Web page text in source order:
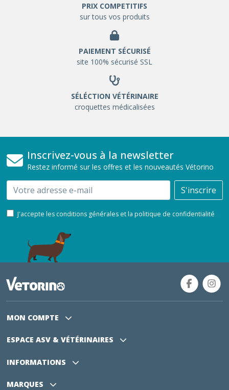
PRIX COMPETITIFS
sur tous vos produits
PAIEMENT SÉCURISÉ
site 100% sécurisé SSL
SÉLÉCTION VÉTÉRINAIRE
croquettes médicalisées
Inscrivez-vous à la newsletter
Restez informé sur les offres et les nouveautés Vétorino
Email S'inscrire
J'accepte les conditions générales et la politique de confidentialité
MON COMPTE
ESPACE ASV & VÉTÉRINAIRES
INFORMATIONS
MARQUES